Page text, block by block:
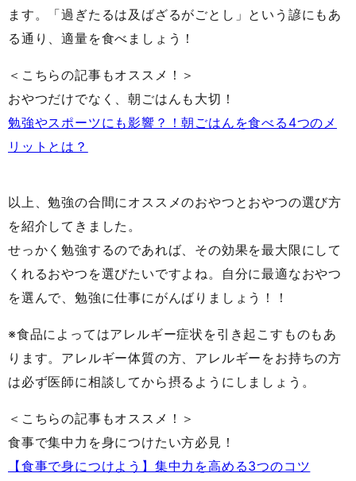
ます。「過ぎたるは及ばざるがごとし」という諺にもあ
る通り、適量を食べましょう！
＜こちらの記事もオススメ！＞
おやつだけでなく、朝ごはんも大切！
勉強やスポーツにも影響？！朝ごはんを食べる4つのメ
リットとは？
以上、勉強の合間にオススメのおやつとおやつの選び方
を紹介してきました。
せっかく勉強するのであれば、その効果を最大限にして
くれるおやつを選びたいですよね。自分に最適なおやつ
を選んで、勉強に仕事にがんばりましょう！！
※食品によってはアレルギー症状を引き起こすものもあ
ります。アレルギー体質の方、アレルギーをお持ちの方
は必ず医師に相談してから摂るようにしましょう。
＜こちらの記事もオススメ！＞
食事で集中力を身につけたい方必見！
【食事で身につけよう】集中力を高める3つのコツ